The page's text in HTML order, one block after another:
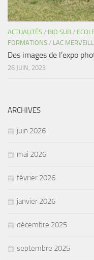
ACTUALITÉS / BIO SUB /
FORMATIONS / LAC
Des images de l’expo
26 JUIN, 2023
ARCHIVES
juin 2026
mai 2026
février 2026
janvier 2026
décembre 2025
septembre 2025